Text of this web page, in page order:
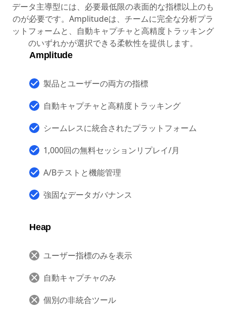
を選ぶ理由
データ主導型には、必要最低限の表面的な指標以上のも
のが必要です。Amplitudeは、チームに完全な分析プラ
ットフォームと、自動キャプチャと高精度トラッキング
Amplitude
製品とユーザーの両方の指標
自動キャプチャと高精度トラッキング
シームレスに統合されたプラットフォーム
1,000回の無料セッションリプレイ/月
A/Bテストと機能管理
Heap
ユーザー指標のみを表示
自動キャプチャのみ